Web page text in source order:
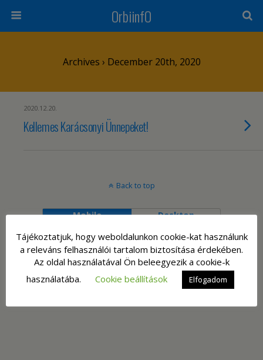
OrbiinfO
Archives › December 20th, 2020
2020.12.20.
Kellemes Karácsonyi Ünnepeket!
Back to top
Mobile Desktop
Tájékoztatjuk, hogy weboldalunkon cookie-kat használunk
a releváns felhasználói tartalom biztosítása érdekében.
Az oldal használatával Ön beleegyezik a cookie-k
használatába.
Cookie beállítások Elfogadom